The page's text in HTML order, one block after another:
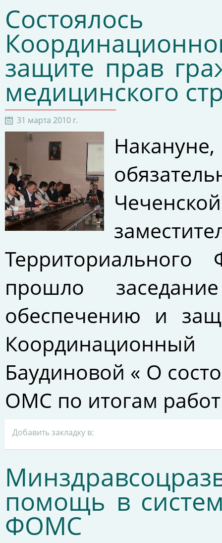
защите прав
медицинского
31 марта 2010 г.
прошло
обеспечению и
Баудиновой « О
ОМС по итогам
Добавить закладку в:
помощь в
ФОМС